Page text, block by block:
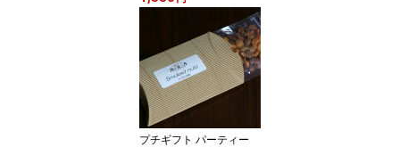
ツ/ 木の実/ ミックスナッ
ツ/ 燻製ナッツ/ 無添加/
マカダミアナッツ/ くる
み/ カシューナッツ/ アー
モンド/
プチギフト パーティー